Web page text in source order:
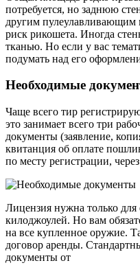
потребуется, но заднюю
другим
риск рикошета. Иногда
тканью. Но если у вас
подумать над его
Необходимые
Чаще всего тир
это занимает всего три
документы (заявление,
квитанция об оплате
по месту регистрации,
Лицензия нужна только
килоджоулей. Но вам
на все купленное оружие.
договор аренды.
документы от